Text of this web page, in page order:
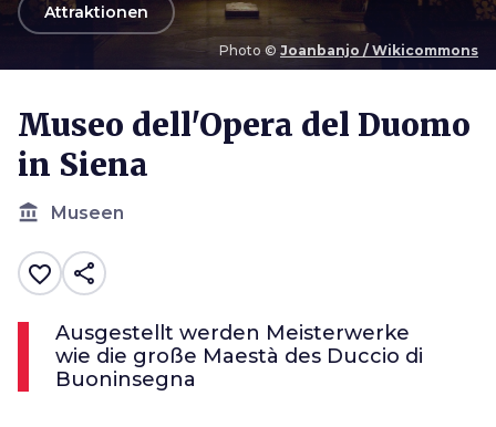
Photo © Joanbanjo / Wikicommons
arrow_back
Attraktionen
Museo dell'Opera del Duomo
in Siena
account_balance Museen
favorite_border share
Ausgestellt werden Meisterwerke
wie die große Maestà des Duccio di
Buoninsegna